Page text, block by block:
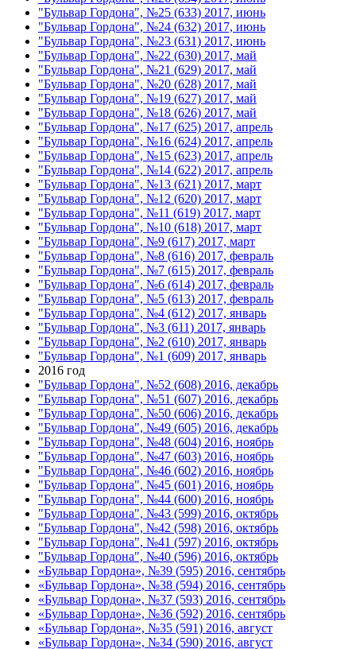
"Бульвар Гордона", №25 (633) 2017, июнь
"Бульвар Гордона", №24 (632) 2017, июнь
"Бульвар Гордона", №23 (631) 2017, июнь
"Бульвар Гордона", №22 (630) 2017, май
"Бульвар Гордона", №21 (629) 2017, май
"Бульвар Гордона", №20 (628) 2017, май
"Бульвар Гордона", №19 (627) 2017, май
"Бульвар Гордона", №18 (626) 2017, май
"Бульвар Гордона", №17 (625) 2017, апрель
"Бульвар Гордона", №16 (624) 2017, апрель
"Бульвар Гордона", №15 (623) 2017, апрель
"Бульвар Гордона", №14 (622) 2017, апрель
"Бульвар Гордона", №13 (621) 2017, март
"Бульвар Гордона", №12 (620) 2017, март
"Бульвар Гордона", №11 (619) 2017, март
"Бульвар Гордона", №10 (618) 2017, март
"Бульвар Гордона", №9 (617) 2017, март
"Бульвар Гордона", №8 (616) 2017, февраль
"Бульвар Гордона", №7 (615) 2017, февраль
"Бульвар Гордона", №6 (614) 2017, февраль
"Бульвар Гордона", №5 (613) 2017, февраль
"Бульвар Гордона", №4 (612) 2017, январь
"Бульвар Гордона", №3 (611) 2017, январь
"Бульвар Гордона", №2 (610) 2017, январь
"Бульвар Гордона", №1 (609) 2017, январь
2016 год
"Бульвар Гордона", №52 (608) 2016, декабрь
"Бульвар Гордона", №51 (607) 2016, декабрь
"Бульвар Гордона", №50 (606) 2016, декабрь
"Бульвар Гордона", №49 (605) 2016, декабрь
"Бульвар Гордона", №48 (604) 2016, ноябрь
"Бульвар Гордона", №47 (603) 2016, ноябрь
"Бульвар Гордона", №46 (602) 2016, ноябрь
"Бульвар Гордона", №45 (601) 2016, ноябрь
"Бульвар Гордона", №44 (600) 2016, ноябрь
"Бульвар Гордона", №43 (599) 2016, октябрь
"Бульвар Гордона", №42 (598) 2016, октябрь
"Бульвар Гордона", №41 (597) 2016, октябрь
"Бульвар Гордона", №40 (596) 2016, октябрь
«Бульвар Гордона», №39 (595) 2016, сентябрь
«Бульвар Гордона», №38 (594) 2016, сентябрь
«Бульвар Гордона», №37 (593) 2016, сентябрь
«Бульвар Гордона», №36 (592) 2016, сентябрь
«Бульвар Гордона», №35 (591) 2016, август
«Бульвар Гордона», №34 (590) 2016, август